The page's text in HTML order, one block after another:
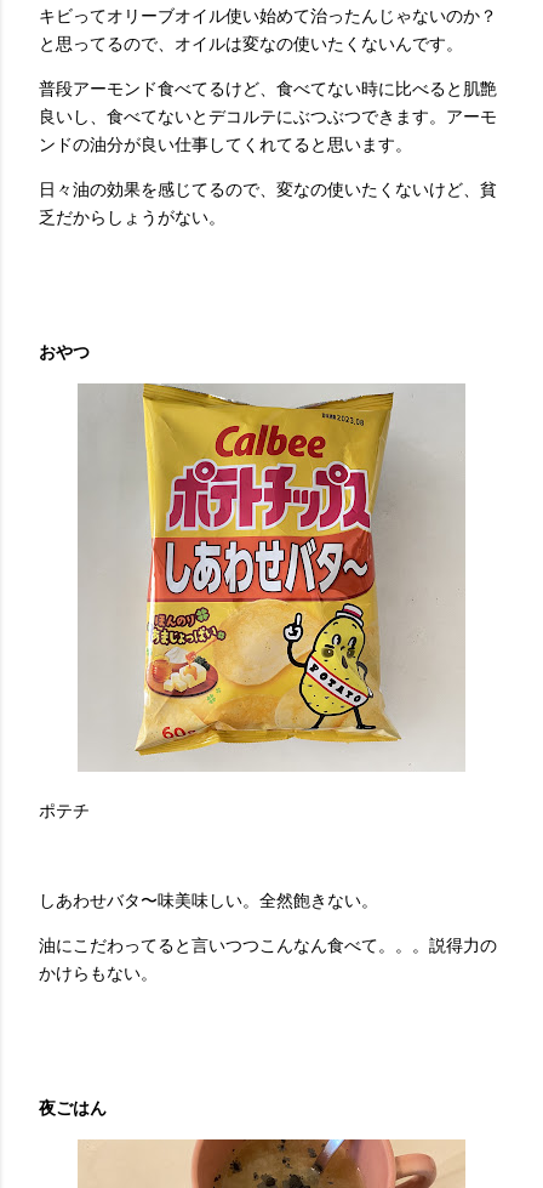
キビってオリーブオイル使い始めて治ったんじゃないのか？
と思ってるので、オイルは変なの使いたくないんです。
普段アーモンド食べてるけど、食べてない時に比べると肌艶
良いし、食べてないとデコルテにぶつぶつできます。アーモ
ンドの油分が良い仕事してくれてると思います。
日々油の効果を感じてるので、変なの使いたくないけど、貧
乏だからしょうがない。
おやつ
ポテチ
しあわせバタ〜味美味しい。全然飽きない。
油にこだわってると言いつつこんなん食べて。。。説得力の
かけらもない。
夜ごはん